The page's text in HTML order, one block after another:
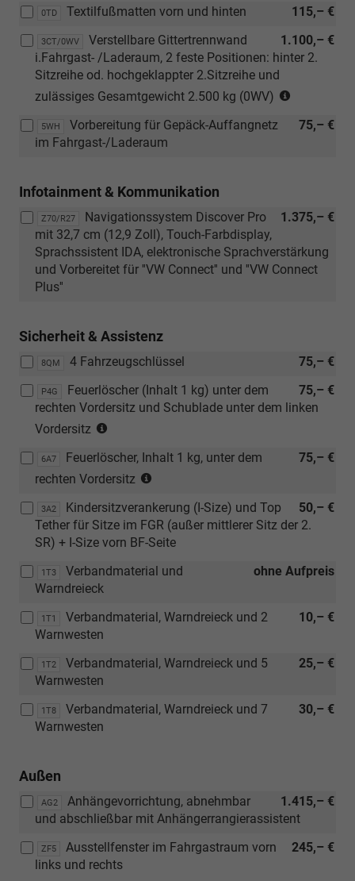
hinter
Sitzr.
Sitze)
Abwahl
AGR
ergoComfort
Sitze)
Verbindung
mit
[ZWY]
Abwahl
AGR
ergoComfort
Sitze)
0TD 115,– €
Textilfußmatten vorn und hinten
3CT/0WV 1.100,– €
Verstellbare Gittertrennwand
i.Fahrgast- /Laderaum, 2 feste Positionen: hinter 2.
Sitzreihe od. hochgeklappter 2.Sitzreihe und
zulässiges Gesamtgewicht 2.500 kg (0WV)
in
Sitzbank
der
2.
Isofix
und
Top
äußeren
2.
SR
[1D7]
oder
5WH 75,– €
Vorbereitung für Gepäck-Auffangnetz
im Fahrgast-/Laderaum
Infotainment & Kommunikation
Z70/R27 1.375,– €
Navigationssystem Discover Pro
mit 32,7 cm (12,9 Zoll), Touch-Farbdisplay,
Sprachssistent IDA, elektronische Sprachverstärkung
und Vorbereitet für ''VW Connect'' und ''VW Connect
Plus''
Sicherheit & Assistenz
8QM 75,– €
4 Fahrzeugschlüssel
P4G 75,– €
Feuerlöscher (Inhalt 1 kg) unter dem
rechten Vordersitz und Schublade unter dem linken
Vordersitz
Verbindung
mit
Abwahl
AGR
ergoComfort
Sitze)
6A7 75,– €
Feuerlöscher, Inhalt 1 kg, unter dem
rechten Vordersitz
Verbindung
mit
[ZWY]
Abwahl
AGR
Sitze)
3A2 50,– €
Kindersitzverankerung (I-Size) und Top
Tether für Sitze im FGR (außer mittlerer Sitz der 2.
SR) + I-Size vorn BF-Seite
1T3 ohne Aufpreis
Verbandmaterial und
Warndreieck
1T1 10,– €
Verbandmaterial, Warndreieck und 2
Warnwesten
1T2 25,– €
Verbandmaterial, Warndreieck und 5
Warnwesten
1T8 30,– €
Verbandmaterial, Warndreieck und 7
Warnwesten
Außen
AG2 1.415,– €
Anhängevorrichtung, abnehmbar
und abschließbar mit Anhängerrangierassistent
ZF5 245,– €
Ausstellfenster im Fahrgastraum vorn
links und rechts